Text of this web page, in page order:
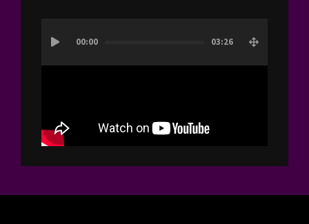
vidéo
00:00 03:26